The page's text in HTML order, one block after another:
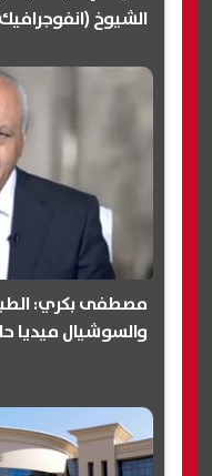
الشيوخ
مصطفى بكري:
والسوشيال ميديا